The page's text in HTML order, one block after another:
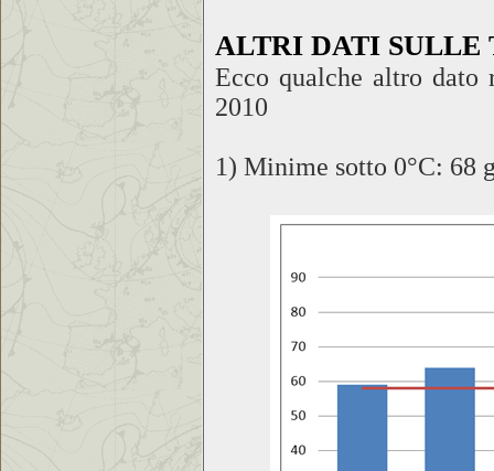
ALTRI DATI SULLE
Ecco qualche altro dato
2010
1) Minime sotto 0°C: 68